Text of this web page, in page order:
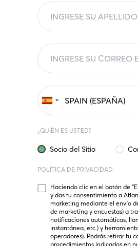
¿QUIÉN ES USTED?
Socio del Sitio
POLÍTICA DE PRIVACIDAD
Haciendo clic en el botón de
y das tu consentimiento a
marketing mediante el envío
de marketing y encuestas) a
notificaciones automáticas,
instantánea, etc.) y
operadores). Podrás retirar tu
procedimientos indicados en